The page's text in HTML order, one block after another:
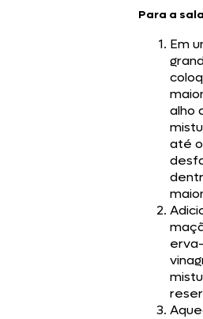
Para a
Em
alho
até